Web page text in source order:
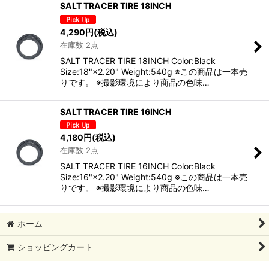
SALT TRACER TIRE 18INCH
4,290円(税込)
在庫数 2点
SALT TRACER TIRE 18INCH Color:Black
Size:18"×2.20" Weight:540g ※この商品は一本売
りです。 ※撮影環境により商品の色味…
SALT TRACER TIRE 16INCH
4,180円(税込)
在庫数 2点
SALT TRACER TIRE 16INCH Color:Black
Size:16"×2.20" Weight:540g ※この商品は一本売
りです。 ※撮影環境により商品の色味…
ホーム
ショッピングカート